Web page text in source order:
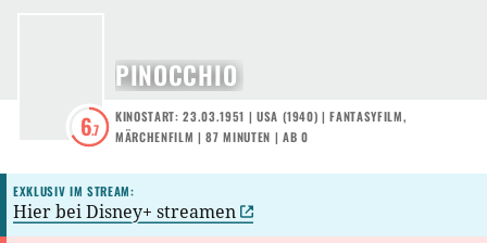
6.7
PINOCCHIO
KINOSTART: 23.03.1951 | USA (1940) |FANTASYFILM,
MÄRCHENFILM | 87 MINUTEN | AB 0
EXKLUSIV IM STREAM:
Hier bei Disney+ streamen